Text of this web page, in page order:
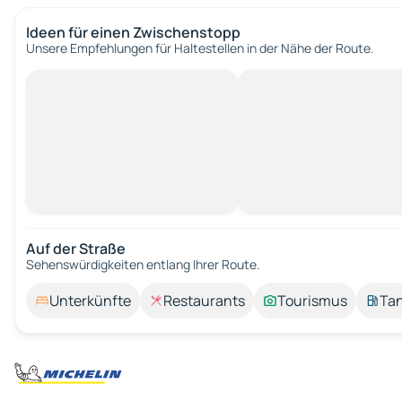
Ideen für einen Zwischenstopp
Unsere Empfehlungen für Haltestellen in der Nähe der Route.
Auf der Straße
Sehenswürdigkeiten entlang Ihrer Route.
Unterkünfte Restaurants Tourismus